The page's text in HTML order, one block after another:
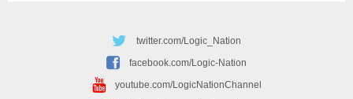
twitter.com/Logic_Nation
facebook.com/Logic-Nation
youtube.com/LogicNationChannel